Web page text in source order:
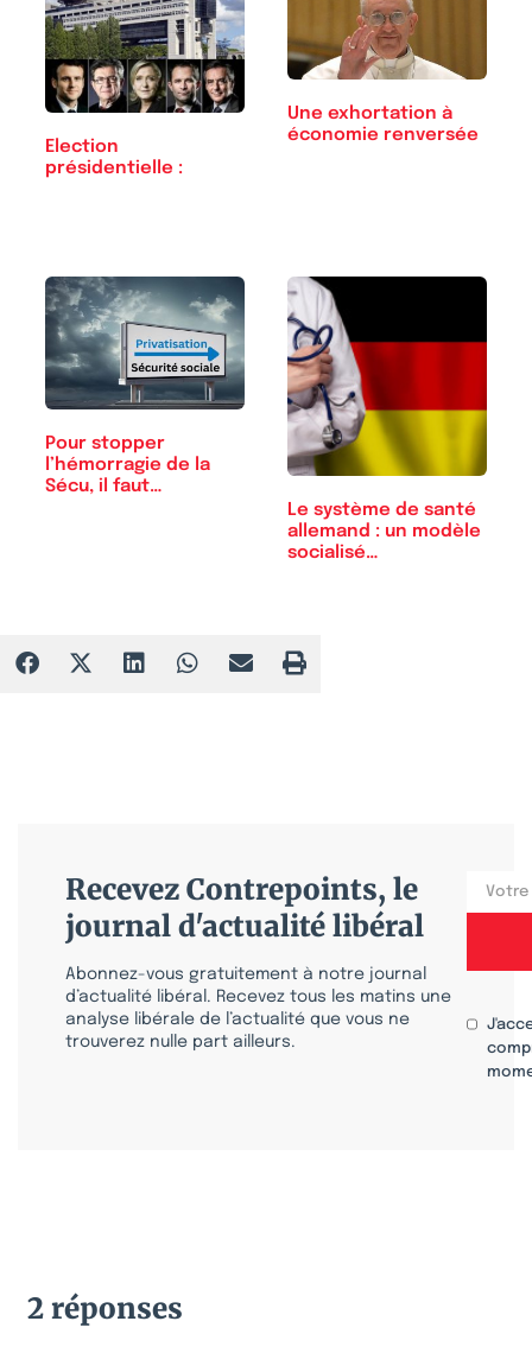
Election
présidentielle :
Une exhortation à
économie renversée
Pour stopper
l’hémorragie de la
Sécu, il faut…
Le système de santé
allemand : un modèle
socialisé…
Recevez Contrepoints, le
journal d'actualité libéral
Abonnez-vous gratuitement à notre journal
d’actualité libéral. Recevez tous les matins une
analyse libérale de l’actualité que vous ne
trouverez nulle part ailleurs.
2 réponses